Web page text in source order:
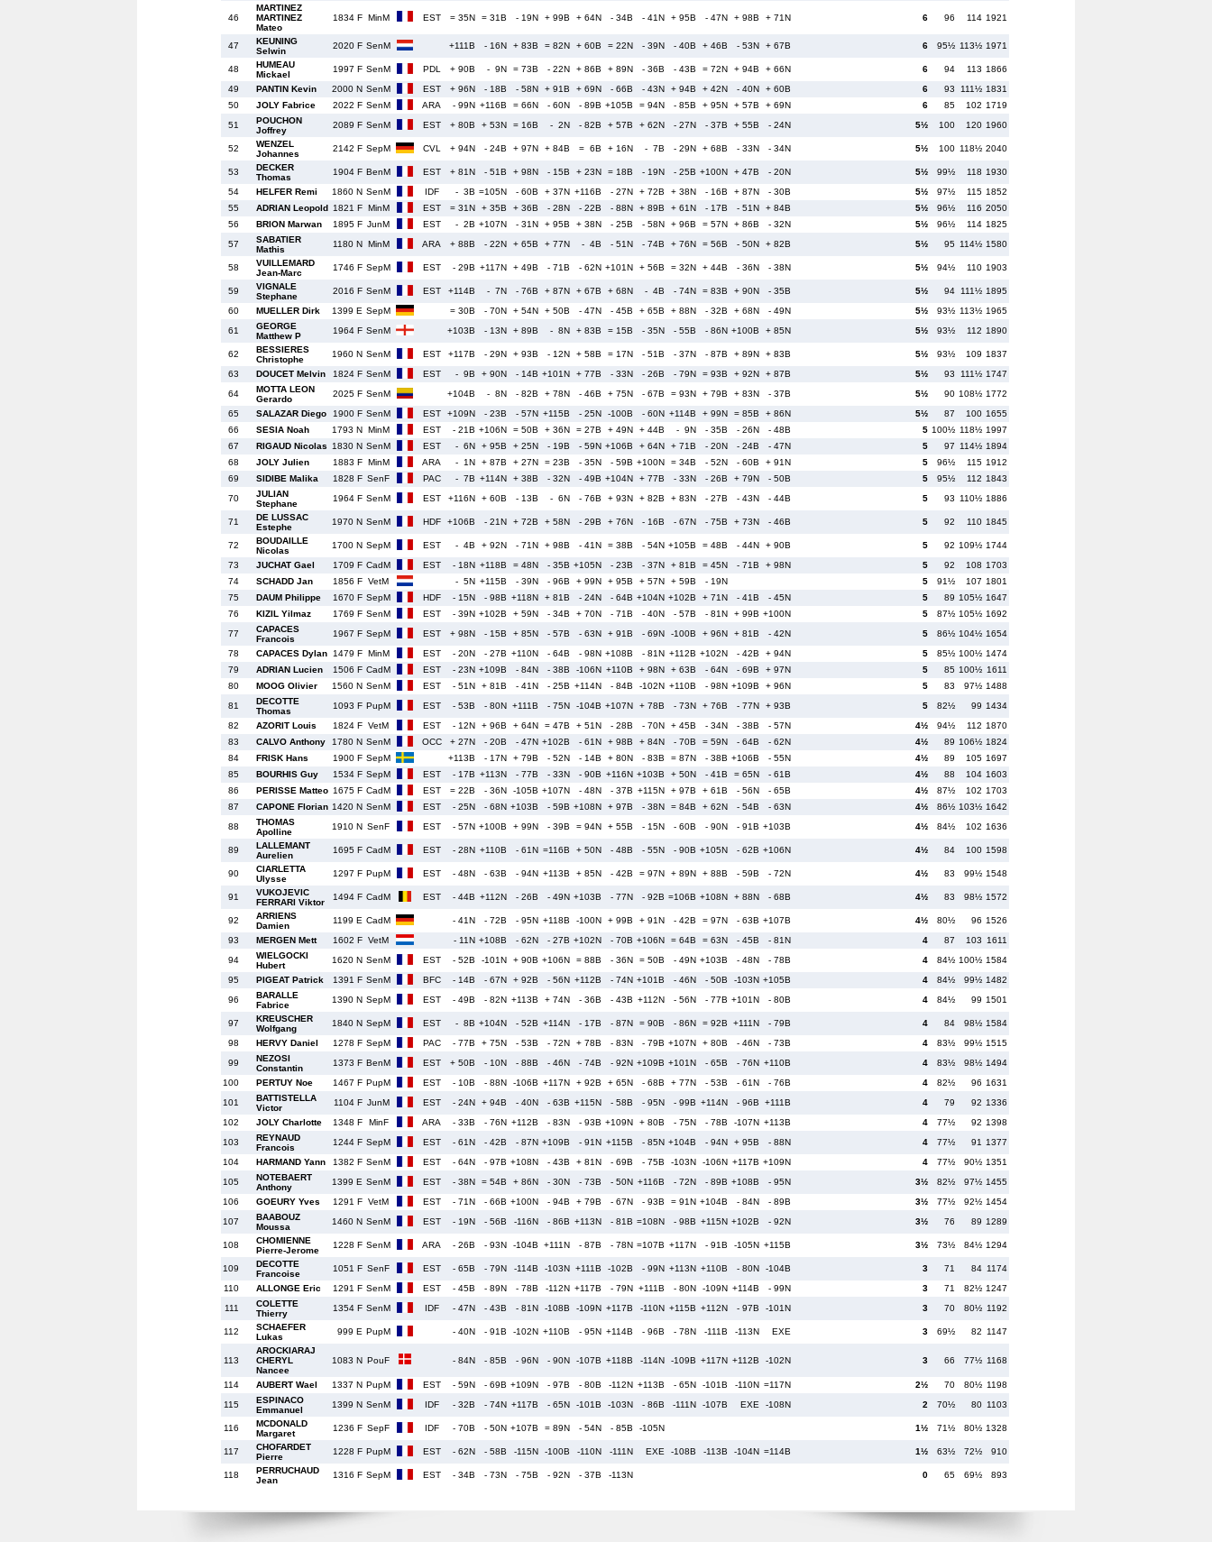
46
MARTINEZ
MARTINEZ
Mateo
1834 F MinM EST = 35N = 31B - 19N + 99B + 64N - 34B - 41N + 95B - 47N + 98B + 71N 6 96 114 1921
47
KEUNING
Selwin
2020 F SenM +111B - 16N + 83B = 82N + 60B = 22N - 39N - 40B + 46B - 53N + 67B 6 95½ 113½ 1971
48
HUMEAU
Mickael
1997 F SenM PDL + 90B - 9N = 73B - 22N + 86B + 89N - 36B - 43B = 72N + 94B + 66N 6 94 113 1866
49
PANTIN Kevin 2000 N SenM EST + 96N - 18B - 58N + 91B + 69N - 66B - 43N + 94B + 42N - 40N + 60B 6 93 111½ 1831
50
JOLY Fabrice 2022 F SenM ARA - 99N +116B = 66N - 60N - 89B +105B = 94N - 85B + 95N + 57B + 69N 6 85 102 1719
51
POUCHON
Joffrey
2089 F SenM EST + 80B + 53N = 16B - 2N - 82B + 57B + 62N - 27N - 37B + 55B - 24N 5½ 100 120 1960
52
WENZEL
Johannes
2142 F SepM CVL + 94N - 24B + 97N + 84B = 6B + 16N - 7B - 29N + 68B - 33N - 34N 5½ 100 118½ 2040
53
DECKER
Thomas
1904 F BenM EST + 81N - 51B + 98N - 15B + 23N = 18B - 19N - 25B +100N + 47B - 20N 5½ 99½ 118 1930
54
HELFER Remi 1860 N SenM IDF - 3B =105N - 60B + 37N +116B - 27N + 72B + 38N - 16B + 87N - 30B 5½ 97½ 115 1852
55
ADRIAN Leopold 1821 F MinM EST = 31N + 35B + 36B - 28N - 22B - 88N + 89B + 61N - 17B - 51N + 84B 5½ 96½ 116 2050
56
BRION Marwan 1895 F JunM EST - 2B +107N - 31N + 95B + 38N - 25B - 58N + 96B = 57N + 86B - 32N 5½ 96½ 114 1825
57
SABATIER
Mathis
1180 N MinM ARA + 88B - 22N + 65B + 77N - 4B - 51N - 74B + 76N = 56B - 50N + 82B 5½ 95 114½ 1580
58
VUILLEMARD
Jean-Marc
1746 F SepM EST - 29B +117N + 49B - 71B - 62N +101N + 56B = 32N + 44B - 36N - 38N 5½ 94½ 110 1903
59
VIGNALE
Stephane
2016 F SenM EST +114B - 7N - 76B + 87N + 67B + 68N - 4B - 74N = 83B + 90N - 35B 5½ 94 111½ 1895
60
MUELLER Dirk 1399 E SepM = 30B - 70N + 54N + 50B - 47N - 45B + 65B + 88N - 32B + 68N - 49N 5½ 93½ 113½ 1965
61
GEORGE
Matthew P
1964 F SenM +103B - 13N + 89B - 8N + 83B = 15B - 35N - 55B - 86N +100B + 85N 5½ 93½ 112 1890
62
BESSIERES
Christophe
1960 N SenM EST +117B - 29N + 93B - 12N + 58B = 17N - 51B - 37N - 87B + 89N + 83B 5½ 93½ 109 1837
63
DOUCET Melvin 1824 F SenM EST - 9B + 90N - 14B +101N + 77B - 33N - 26B - 79N = 93B + 92N + 87B 5½ 93 111½ 1747
64
MOTTA LEON
Gerardo
2025 F SenM +104B - 8N - 82B + 78N - 46B + 75N - 67B = 93N + 79B + 83N - 37B 5½ 90 108½ 1772
65
SALAZAR Diego 1900 F SenM EST +109N - 23B - 57N +115B - 25N -100B - 60N +114B + 99N = 85B + 86N 5½ 87 100 1655
66
SESIA Noah 1793 N MinM EST - 21B +106N = 50B + 36N = 27B + 49N + 44B - 9N - 35B - 26N - 48B 5 100½ 118½ 1997
67
RIGAUD Nicolas 1830 N SenM EST - 6N + 95B + 25N - 19B - 59N +106B + 64N + 71B - 20N - 24B - 47N 5 97 114½ 1894
68
JOLY Julien 1883 F MinM ARA - 1N + 87B + 27N = 23B - 35N - 59B +100N = 34B - 52N - 60B + 91N 5 96½ 115 1912
69
SIDIBE Malika 1828 F SenF PAC - 7B +114N + 38B - 32N - 49B +104N + 77B - 33N - 26B + 79N - 50B 5 95½ 112 1843
70
JULIAN
Stephane
1964 F SenM EST +116N + 60B - 13B - 6N - 76B + 93N + 82B + 83N - 27B - 43N - 44B 5 93 110½ 1886
71
DE LUSSAC
Estephe
1970 N SenM HDF +106B - 21N + 72B + 58N - 29B + 76N - 16B - 67N - 75B + 73N - 46B 5 92 110 1845
72
BOUDAILLE
Nicolas
1700 N SepM EST - 4B + 92N - 71N + 98B - 41N = 38B - 54N +105B = 48B - 44N + 90B 5 92 109½ 1744
73
JUCHAT Gael 1709 F CadM EST - 18N +118B = 48N - 35B +105N - 23B - 37N + 81B = 45N - 71B + 98N 5 92 108 1703
74
SCHADD Jan 1856 F VetM - 5N +115B - 39N - 96B + 99N + 95B + 57N + 59B - 19N 5 91½ 107 1801
75
DAUM Philippe 1670 F SepM HDF - 15N - 98B +118N + 81B - 24N - 64B +104N +102B + 71N - 41B - 45N 5 89 105½ 1647
76
KIZIL Yilmaz 1769 F SenM EST - 39N +102B + 59N - 34B + 70N - 71B - 40N - 57B - 81N + 99B +100N 5 87½ 105½ 1692
77
CAPACES
Francois
1967 F SepM EST + 98N - 15B + 85N - 57B - 63N + 91B - 69N -100B + 96N + 81B - 42N 5 86½ 104½ 1654
78
CAPACES Dylan 1479 F MinM EST - 20N - 27B +110N - 64B - 98N +108B - 81N +112B +102N - 42B + 94N 5 85½ 100½ 1474
79
ADRIAN Lucien 1506 F CadM EST - 23N +109B - 84N - 38B -106N +110B + 98N + 63B - 64N - 69B + 97N 5 85 100½ 1611
80
MOOG Olivier 1560 N SenM EST - 51N + 81B - 41N - 25B +114N - 84B -102N +110B - 98N +109B + 96N 5 83 97½ 1488
81
DECOTTE
Thomas
1093 F PupM EST - 53B - 80N +111B - 75N -104B +107N + 78B - 73N + 76B - 77N + 93B 5 82½ 99 1434
82
AZORIT Louis 1824 F VetM EST - 12N + 96B + 64N = 47B + 51N - 28B - 70N + 45B - 34N - 38B - 57N 4½ 94½ 112 1870
83
CALVO Anthony 1780 N SenM OCC + 27N - 20B - 47N +102B - 61N + 98B + 84N - 70B = 59N - 64B - 62N 4½ 89 106½ 1824
84
FRISK Hans 1900 F SepM +113B - 17N + 79B - 52N - 14B + 80N - 83B = 87N - 38B +106B - 55N 4½ 89 105 1697
85
BOURHIS Guy 1534 F SepM EST - 17B +113N - 77B - 33N - 90B +116N +103B + 50N - 41B = 65N - 61B 4½ 88 104 1603
86
PERISSE Matteo 1675 F CadM EST = 22B - 36N -105B +107N - 48N - 37B +115N + 97B + 61B - 56N - 65B 4½ 87½ 102 1703
87
CAPONE Florian 1420 N SenM EST - 25N - 68N +103B - 59B +108N + 97B - 38N = 84B + 62N - 54B - 63N 4½ 86½ 103½ 1642
88
THOMAS
Apolline
1910 N SenF EST - 57N +100B + 99N - 39B = 94N + 55B - 15N - 60B - 90N - 91B +103B 4½ 84½ 102 1636
89
LALLEMANT
Aurelien
1695 F CadM EST - 28N +110B - 61N =116B + 50N - 48B - 55N - 90B +105N - 62B +106N 4½ 84 100 1598
90
CIARLETTA
Ulysse
1297 F PupM EST - 48N - 63B - 94N +113B + 85N - 42B = 97N + 89N + 88B - 59B - 72N 4½ 83 99½ 1548
91
VUKOJEVIC
FERRARI Viktor
1494 F CadM EST - 44B +112N - 26B - 49N +103B - 77N - 92B =106B +108N + 88N - 68B 4½ 83 98½ 1572
92
ARRIENS
Damien
1199 E CadM - 41N - 72B - 95N +118B -100N + 99B + 91N - 42B = 97N - 63B +107B 4½ 80½ 96 1526
93
MERGEN Mett 1602 F VetM - 11N +108B - 62N - 27B +102N - 70B +106N = 64B = 63N - 45B - 81N 4 87 103
1611
94
WIELGOCKI
Hubert
1620 N SenM EST - 52B -101N + 90B +106N = 88B - 36N = 50B - 49N +103B - 48N - 78B 4 84½ 100½ 1584
95
PIGEAT Patrick 1391 F SenM BFC - 14B - 67N + 92B - 56N +112B - 74N +101B - 46N - 50B -103N +105B 4 84½ 99½ 1482
96
BARALLE
Fabrice
1390 N SepM EST - 49B - 82N +113B + 74N - 36B - 43B +112N - 56N - 77B +101N - 80B 4 84½ 99 1501
97
KREUSCHER
Wolfgang
1840 N SepM EST - 8B +104N - 52B +114N - 17B - 87N = 90B - 86N = 92B +111N - 79B 4 84 98½ 1584
98
HERVY Daniel 1278 F SepM PAC - 77B + 75N - 53B - 72N + 78B - 83N - 79B +107N + 80B - 46N - 73B 4 83½ 99½ 1515
99
NEZOSI
Constantin
1373 F BenM EST + 50B - 10N - 88B - 46N - 74B - 92N +109B +101N - 65B - 76N +110B 4 83½ 98½ 1494
100
PERTUY Noe 1467 F PupM EST - 10B - 88N -106B +117N + 92B + 65N - 68B + 77N - 53B - 61N - 76B 4 82½ 96 1631
101
BATTISTELLA
Victor
1104 F JunM EST - 24N + 94B - 40N - 63B +115N - 58B - 95N - 99B +114N - 96B +111B 4 79 92 1336
102
JOLY Charlotte 1348 F MinF ARA - 33B - 76N +112B - 83N - 93B +109N + 80B - 75N - 78B -107N +113B 4 77½ 92 1398
103
REYNAUD
Francois
1244 F SepM EST - 61N - 42B - 87N +109B - 91N +115B - 85N +104B - 94N + 95B - 88N 4 77½ 91
1377
104
HARMAND Yann 1382 F SenM EST - 64N - 97B +108N - 43B + 81N - 69B - 75B -103N -106N +117B +109N 4 77½ 90½ 1351
105
NOTEBAERT
Anthony
1399 E SenM EST - 38N = 54B + 86N - 30N - 73B - 50N +116B - 72N - 89B +108B - 95N 3½ 82½ 97½ 1455
106
GOEURY Yves 1291 F VetM EST - 71N - 66B +100N - 94B + 79B - 67N - 93B = 91N +104B - 84N - 89B 3½ 77½ 92½ 1454
107
BAABOUZ
Moussa
1460 N SenM EST - 19N - 56B -116N - 86B +113N - 81B =108N - 98B +115N +102B - 92N 3½ 76 89 1289
108
CHOMIENNE
Pierre-Jerome
1228 F SenM ARA - 26B - 93N -104B +111N - 87B - 78N =107B +117N - 91B -105N +115B 3½ 73½ 84½ 1294
109
DECOTTE
Francoise
1051 F SenF EST - 65B - 79N -114B -103N +111B -102B - 99N +113N +110B - 80N -104B 3 71 84 1174
110
ALLONGE Eric 1291 F SenM EST - 45B - 89N - 78B -112N +117B - 79N +111B - 80N -109N +114B - 99N 3 71 82½ 1247
111
COLETTE
Thierry
1354 F SenM IDF - 47N - 43B - 81N -108B -109N +117B -110N +115B +112N - 97B -101N 3 70 80½ 1192
112
SCHAEFER
Lukas
999 E PupM - 40N - 91B -102N +110B - 95N +114B - 96B - 78N -111B -113N EXE 3 69½ 82 1147
113
AROCKIARAJ
CHERYL
Nancee
1083 N PouF - 84N - 85B - 96N - 90N -107B +118B -114N -109B +117N +112B -102N 3 66 77½ 1168
114 AUBERT Wael 1337 N PupM EST - 59N - 69B +109N - 97B - 80B -112N +113B - 65N -101B -110N =117N 2½ 70 80½ 1198
115
ESPINACO
Emmanuel
1399 N SenM IDF - 32B - 74N +117B - 65N -101B -103N - 86B -111N -107B EXE -108N 2 70½ 80 1103
116
MCDONALD
Margaret
1236 F SepF IDF - 70B - 50N +107B = 89N - 54N - 85B -105N 1½ 71½ 80½ 1328
117
CHOFARDET
Pierre
1228 F PupM EST - 62N - 58B -115N -100B -110N -111N EXE -108B -113B -104N =114B 1½ 63½ 72½ 910
118
PERRUCHAUD
Jean
1316 F SepM EST - 34B - 73N - 75B - 92N - 37B -113N 0 65 69½ 893